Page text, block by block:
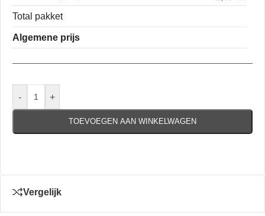
Total pakket
Algemene prijs
- +
TOEVOEGEN AAN WINKELWAGEN
Vergelijk